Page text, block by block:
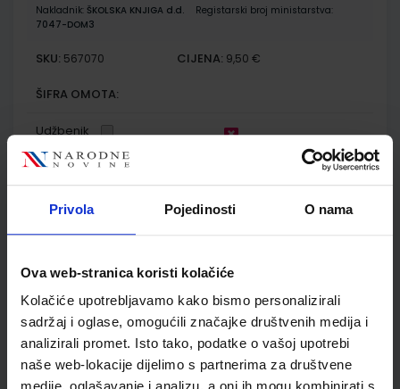
Privola Pojedinosti O nama
Ova web-stranica koristi kolačiće
Kolačiće upotrebljavamo kako bismo personalizirali
sadržaj i oglase, omogućili značajke društvenih medija i
analizirali promet. Isto tako, podatke o vašoj upotrebi
naše web-lokacije dijelimo s partnerima za društvene
Nakladnik: ŠKOLSKA KNJIGA d.d.
Registarski broj ministarstva:
7047-DOM3
SKU: 567070 CIJENA: 9,50 €
ŠIFRA OMOTA:
Udžbenik
E-SVIJET 2; radni udžbenik informatike s dodatnim
digitalnim sadržajima u drugom razredu osnovne škole
Autor(i):Blagus Ljubić Klemše Flisar Odorčić Ružić Mihočka
ŠIFRA OMOTA: 500239
Udžbenik Omot